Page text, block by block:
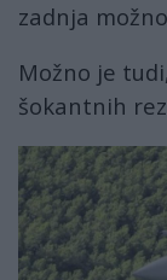
zadnja
Možno je
šokantnih